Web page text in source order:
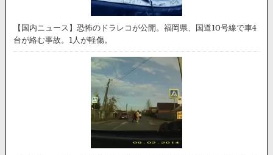
【国内ニュース】恐怖のドラレコが公開。福岡県、国道10号線で車4
台が絡む事故。1人が軽傷。